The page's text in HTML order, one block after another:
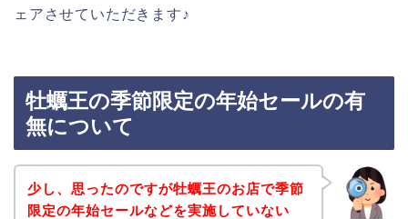
ェアさせていただきます♪
牡蠣王の季節限定の年始セールの有
無について
少し、思ったのですが牡蠣王のお店で季節
限定の年始セールなどを実施していない